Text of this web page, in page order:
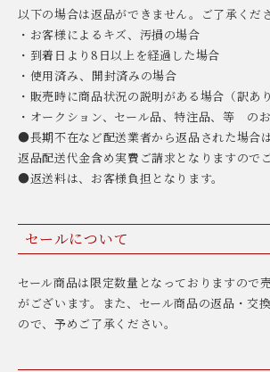
以下の場合は返品ができません。ご了承くださ
・お客様によるキズ、汚損の場合
・到着日より8日以上を経過した場合
・使用済み、開封済みの場合
・販売時に商品状況の説明がある場合（訳あ
・オークション、セール品、特注品、等 の
●長期不在など配送業者から返品された場合
返品配送代金含め実費ご請求となりますので
●返送料は、お客様負担となります。
セールについて
セール商品は限定数量となっておりますので
がございます。また、セール商品の返品・交
ので、予めご了承ください。